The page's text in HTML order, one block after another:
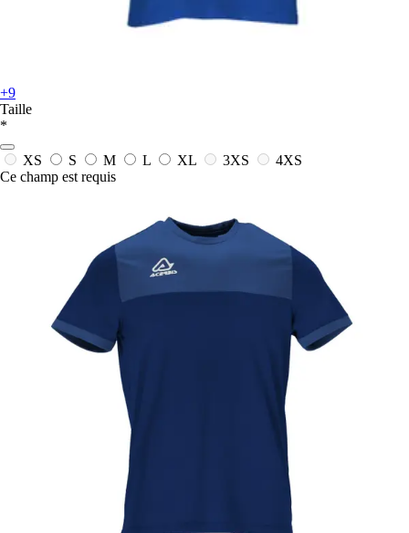
+9
Taille
*
XS S M L XL 3XS
4XS
Ce champ est requis